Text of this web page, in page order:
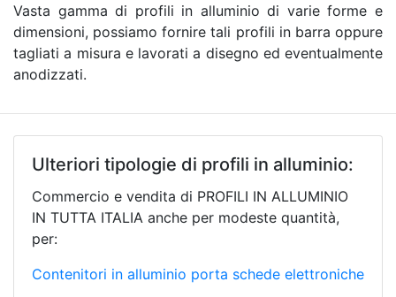
Vasta gamma di profili in alluminio di varie forme e
dimensioni, possiamo fornire tali profili in barra oppure
tagliati a misura e lavorati a disegno ed eventualmente
anodizzati.
Ulteriori tipologie di profili in alluminio:
Commercio e vendita di PROFILI IN ALLUMINIO
IN TUTTA ITALIA anche per modeste quantità,
per:
Contenitori in alluminio porta schede elettroniche